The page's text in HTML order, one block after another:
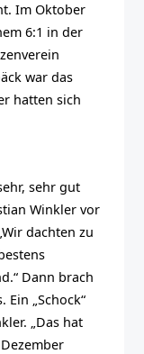
Im Oktober
6:1 in der
war das
hatten sich
sehr gut
Winkler vor
dachten zu
Dann brach
Ein „Schock“
„Das hat